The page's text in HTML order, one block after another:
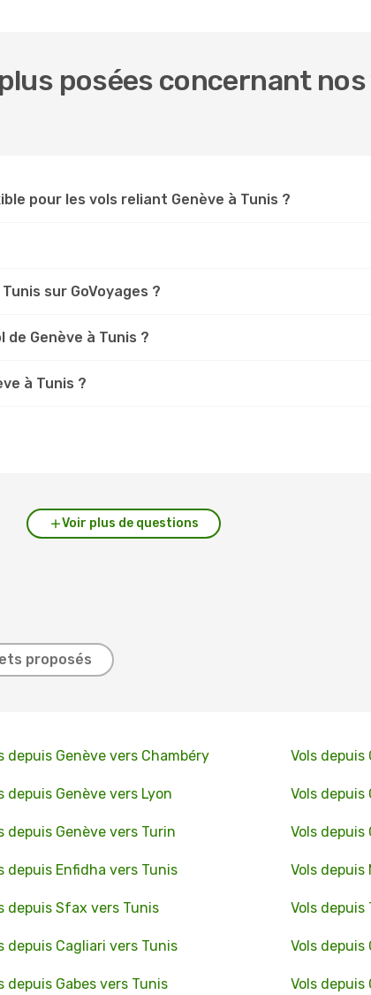
posées concernant nos
pour les vols reliant Genève à Tunis ?
sur GoVoyages ?
Genève à Tunis ?
à Tunis ?
Voir plus de questions
proposés
depuis Genève vers Chambéry Vols depuis
depuis Genève vers Lyon Vols depuis
depuis Genève vers Turin Vols depuis
depuis Enfidha vers Tunis Vols depuis
depuis Sfax vers Tunis Vols depuis
depuis Cagliari vers Tunis Vols depuis
depuis Gabes vers Tunis Vols depuis